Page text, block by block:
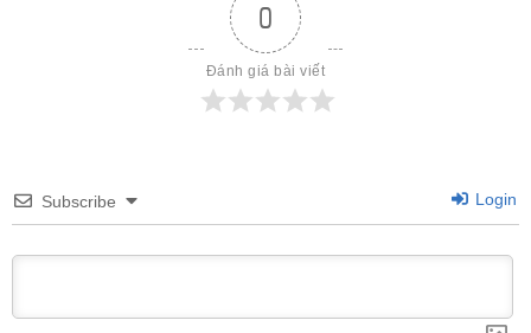
0
Đánh giá bài viết
Subscribe Login